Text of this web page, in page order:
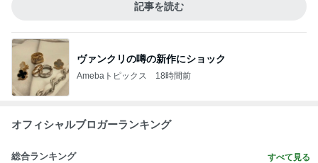
記事を読む
ヴァンクリの噂の新作にショック
Amebaトピックス 18時間前
オフィシャルブロガーランキング
総合ランキング すべて見る